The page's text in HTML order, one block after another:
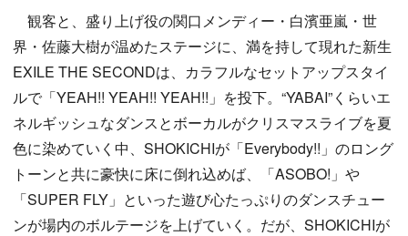
観客と、盛り上げ役の関口メンディー・白濱亜嵐・世
界・佐藤大樹が温めたステージに、満を持して現れた新生
EXILE THE SECONDは、カラフルなセットアップスタイ
ルで「YEAH!! YEAH!! YEAH!!」を投下。“YABAI”くらいエ
ネルギッシュなダンスとボーカルがクリスマスライブを夏
色に染めていく中、SHOKICHIが「Everybody!!」のロング
トーンと共に豪快に床に倒れ込めば、「ASOBO!」や
「SUPER FLY」といった遊び心たっぷりのダンスチュー
ンが場内のボルテージを上げていく。だが、SHOKICHIが